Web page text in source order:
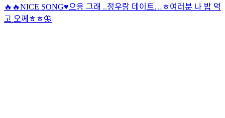
🔥🔥NICE SONG♥️으응 그래 ..정우랑 데이트…ㅎ여러분 나 밥 먹
고 오께ㅎㅎ🦋